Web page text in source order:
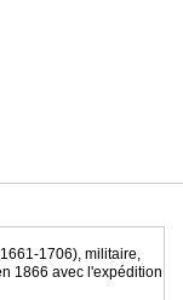
1706), militaire,
1866 avec l'expédition